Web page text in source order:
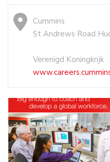
Cummins
St Andrews Road
Verenigd Koningkrijk